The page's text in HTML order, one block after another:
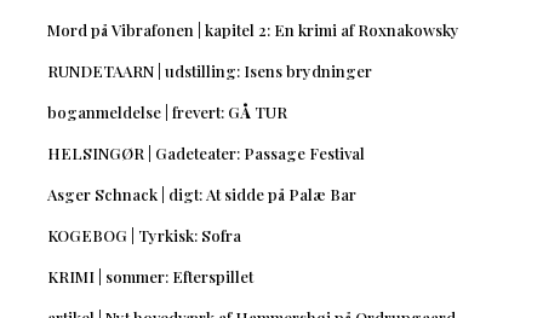
Mord på Vibrafonen | kapitel 2: En krimi af Roxnakowsky
RUNDETAARN | udstilling: Isens brydninger
boganmeldelse | frevert: GÅ TUR
HELSINGØR | Gadeteater: Passage Festival
Asger Schnack | digt: At sidde på Palæ Bar
KOGEBOG | Tyrkisk: Sofra
KRIMI | sommer: Efterspillet